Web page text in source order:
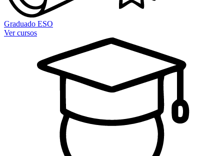
Graduado ESO
Ver cursos